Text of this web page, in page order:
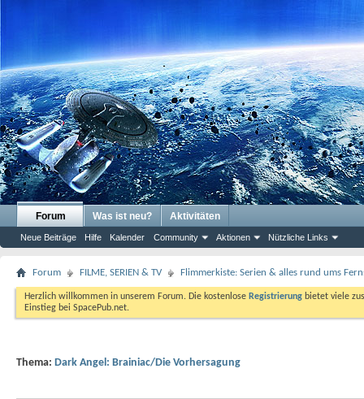
Forum
Neue Beiträge Hilfe Kalender Community Aktionen Nützliche Links
Was ist neu? Aktivitäten
Forum FILME, SERIEN & TV Flimmerkiste: Serien & alles rund ums
Herzlich willkommen in unserem Forum. Die kostenlose Registrierung bietet viele
Einstieg bei SpacePub.net.
Thema: Dark Angel: Brainiac/Die Vorhersagung